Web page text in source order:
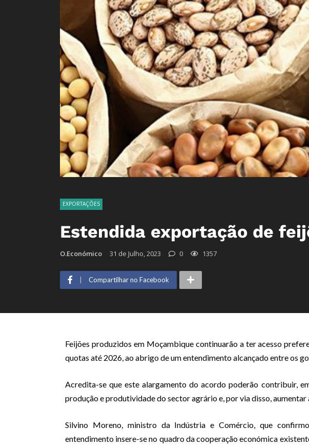
EXPORTAÇÕES
Estendida exportação de
O.Económico 31 de Julho, 2023 0 1357
Compartilhar no Facebook
Feijões produzidos em Moçambique continuarão a ter acesso
quotas até 2026, ao abrigo de um entendimento alcançado entre os
Acredita-se que este alargamento do acordo poderão contribuir,
produção e produtividade do sector agrário e, por via disso, aumentar
Silvino Moreno, ministro da Indústria e Comércio, que
entendimento insere-se no quadro da cooperação económica